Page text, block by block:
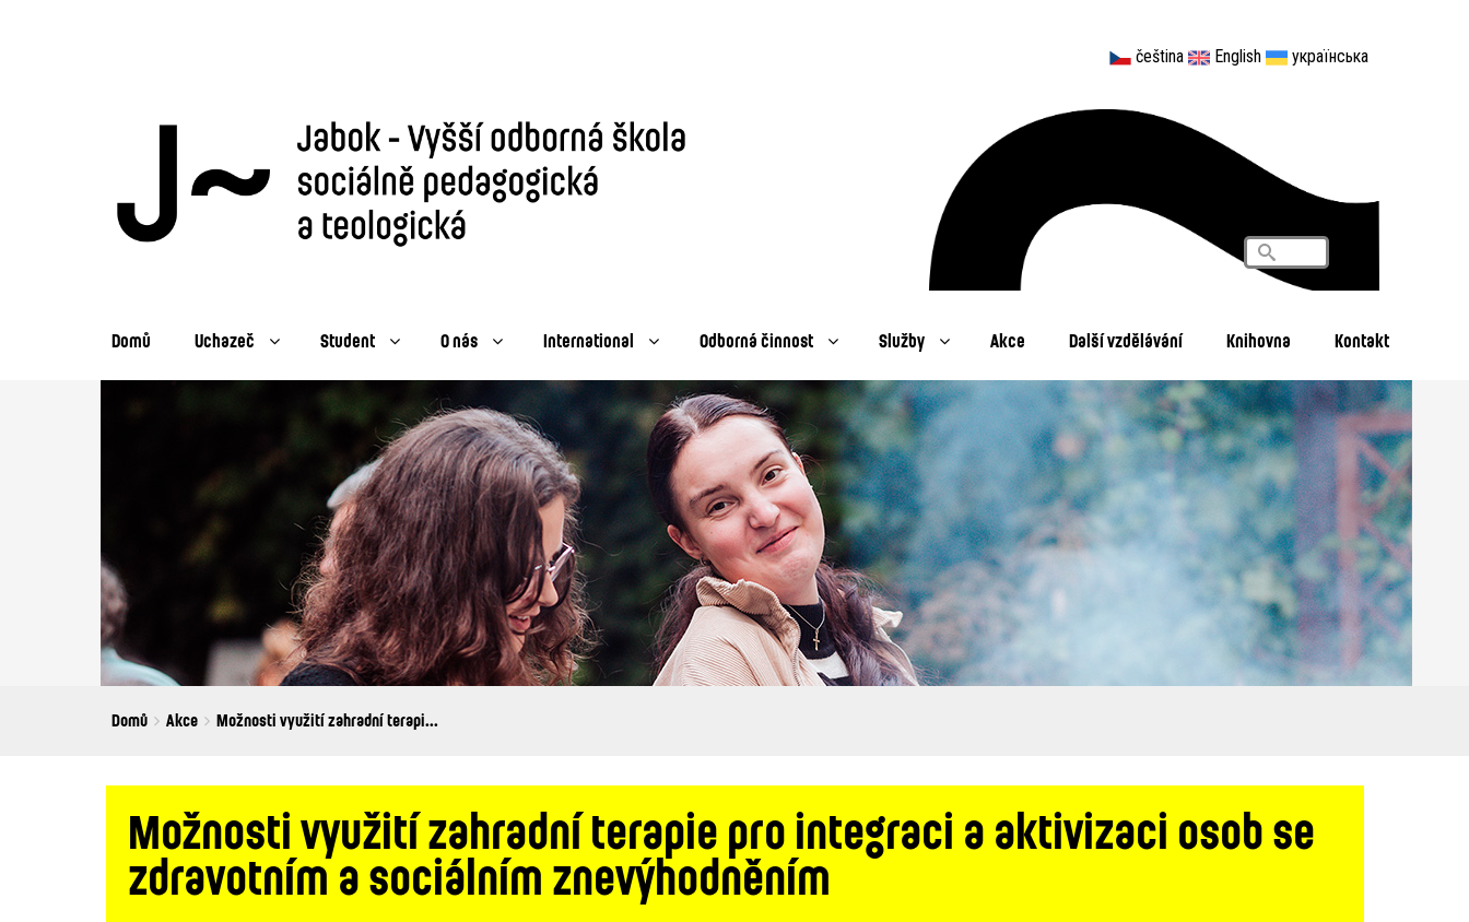
čeština English українська
Vyhledávání
Search
Domů Uchazeč Student O nás International Odborná činnost Služby Akce Další vzdělávání Knihovna Kontakt
Breadcrumbs
You
Domů Akce Možnosti využití zahradní terapi...
Možnosti využití zahradní terapie pro integraci a aktivizaci osob se
zdravotním a sociálním znevýhodněním